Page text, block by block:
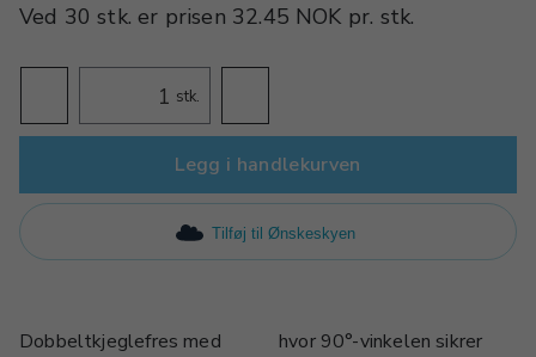
Ved 30 stk. er prisen 32.45 NOK pr. stk.
stk.
Legg i handlekurven
Tilføj til Ønskeskyen
Dobbeltkjeglefres med
hvor 90°-vinkelen sikrer